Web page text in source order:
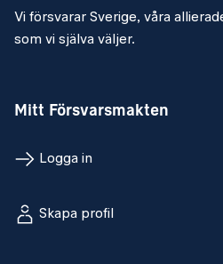
Vi försvarar Sverige, våra
som vi själva väljer.
Mitt Försvarsmakten
Logga in
Skapa profil